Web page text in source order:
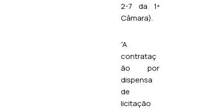
2-7 da 1ª
Câmara).
“A
contrataç
ão por
dispensa
de
licitação